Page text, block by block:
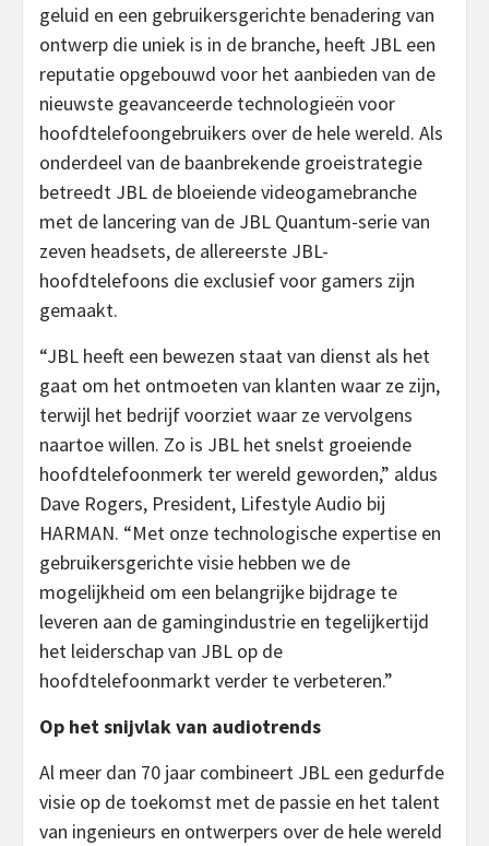
geluid en een gebruikersgerichte benadering van
ontwerp die uniek is in de branche, heeft JBL een
reputatie opgebouwd voor het aanbieden van de
nieuwste geavanceerde technologieën voor
hoofdtelefoongebruikers over de hele wereld. Als
onderdeel van de baanbrekende groeistrategie
betreedt JBL de bloeiende videogamebranche
met de lancering van de JBL Quantum-serie van
zeven headsets, de allereerste JBL-
hoofdtelefoons die exclusief voor gamers zijn
gemaakt.
“JBL heeft een bewezen staat van dienst als het
gaat om het ontmoeten van klanten waar ze zijn,
terwijl het bedrijf voorziet waar ze vervolgens
naartoe willen. Zo is JBL het snelst groeiende
hoofdtelefoonmerk ter wereld geworden,” aldus
Dave Rogers, President, Lifestyle Audio bij
HARMAN. “Met onze technologische expertise en
gebruikersgerichte visie hebben we de
mogelijkheid om een belangrijke bijdrage te
leveren aan de gamingindustrie en tegelijkertijd
het leiderschap van JBL op de
hoofdtelefoonmarkt verder te verbeteren.”
Op het snijvlak van audiotrends
Al meer dan 70 jaar combineert JBL een gedurfde
visie op de toekomst met de passie en het talent
van ingenieurs en ontwerpers over de hele wereld